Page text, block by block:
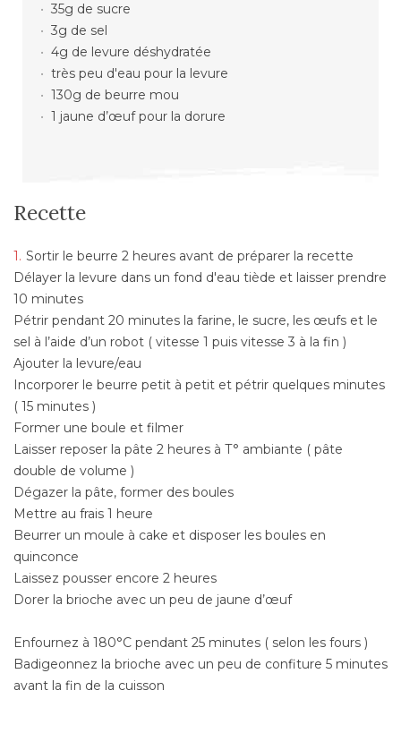
35g de sucre
3g de sel
4g de levure déshydratée
très peu d'eau pour la levure
130g de beurre mou
1 jaune d’œuf pour la dorure
Recette
Sortir le beurre 2 heures avant de préparer la recette
Délayer la levure dans un fond d'eau tiède et laisser prendre
10 minutes
Pétrir pendant 20 minutes la farine, le sucre, les œufs et le
sel à l’aide d’un robot ( vitesse 1 puis vitesse 3 à la fin )
Ajouter la levure/eau
Incorporer le beurre petit à petit et pétrir quelques minutes
( 15 minutes )
Former une boule et filmer
Laisser reposer la pâte 2 heures à T° ambiante ( pâte
double de volume )
Dégazer la pâte, former des boules
Mettre au frais 1 heure
Beurrer un moule à cake et disposer les boules en
quinconce
Laissez pousser encore 2 heures
Dorer la brioche avec un peu de jaune d’œuf
Enfournez à 180°C pendant 25 minutes ( selon les fours )
Badigeonnez la brioche avec un peu de confiture 5 minutes
avant la fin de la cuisson